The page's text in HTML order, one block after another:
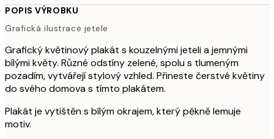
POPIS VÝROBKU
Grafická ilustrace jetele
Grafický květinový plakát s kouzelnými jeteli a jemnými
bílými květy. Různé odstíny zelené, spolu s tlumeným
pozadím, vytvářejí stylový vzhled. Přineste čerstvé květiny
do svého domova s tímto plakátem.
Plakát je vytištěn s bílým okrajem, který pěkně lemuje
motiv.